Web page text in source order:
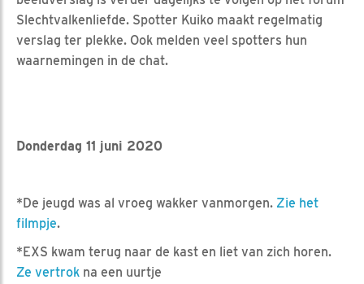
Slechtvalkenliefde. Spotter Kuiko maakt regelmatig
verslag ter plekke. Ook melden veel spotters hun
waarnemingen in de chat.
Donderdag 11 juni 2020
*De jeugd was al vroeg wakker vanmorgen. Zie het
filmpje.
*EXS kwam terug naar de kast en liet van zich horen.
Ze vertrok na een uurtje